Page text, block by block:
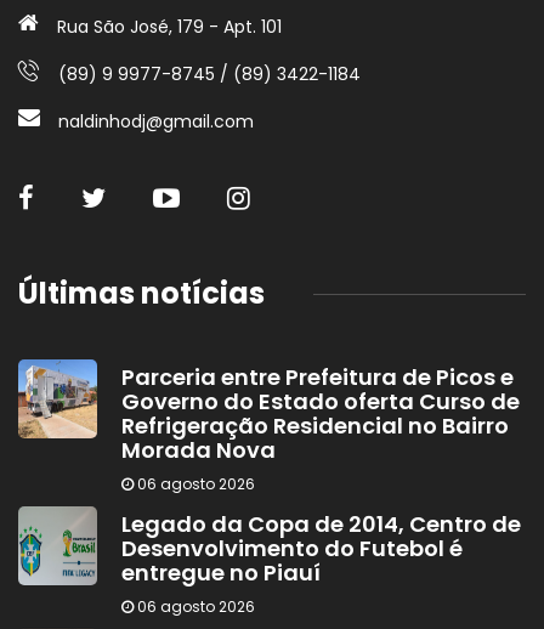
Rua São José, 179 - Apt. 101
(89) 9 9977-8745 / (89) 3422-1184
naldinhodj@gmail.com
Últimas notícias
Parceria entre Prefeitura de Picos e
Governo do Estado oferta Curso de
Refrigeração Residencial no Bairro
Morada Nova
06 agosto 2026
Legado da Copa de 2014, Centro de
Desenvolvimento do Futebol é
entregue no Piauí
06 agosto 2026